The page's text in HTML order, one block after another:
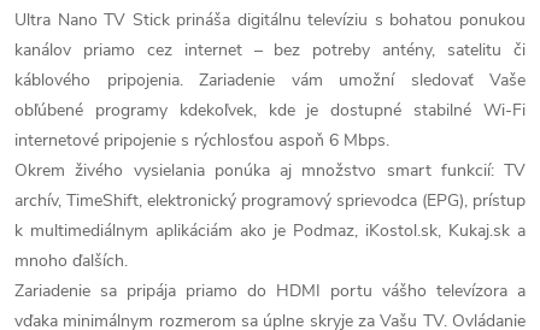
Ultra Nano TV Stick prináša digitálnu televíziu s bohatou ponukou
kanálov priamo cez internet – bez potreby antény, satelitu či
káblového pripojenia. Zariadenie vám umožní sledovať Vaše
obľúbené programy kdekoľvek, kde je dostupné stabilné Wi-Fi
internetové pripojenie s rýchlosťou aspoň 6 Mbps.
Okrem živého vysielania ponúka aj množstvo smart funkcií: TV
archív, TimeShift, elektronický programový sprievodca (EPG), prístup
k multimediálnym aplikáciám ako je Podmaz, iKostol.sk, Kukaj.sk a
mnoho ďalších.
Zariadenie sa pripája priamo do HDMI portu vášho televízora a
vďaka minimálnym rozmerom sa úplne skryje za Vašu TV. Ovládanie